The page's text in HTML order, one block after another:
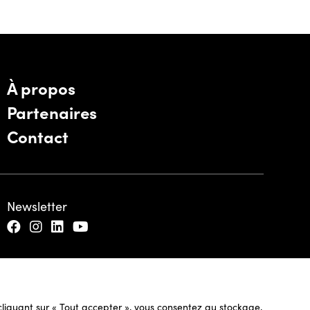
sur « Tout accepter », vous consentez au stockage,
À propos
Partenaires
Contact
Newsletter